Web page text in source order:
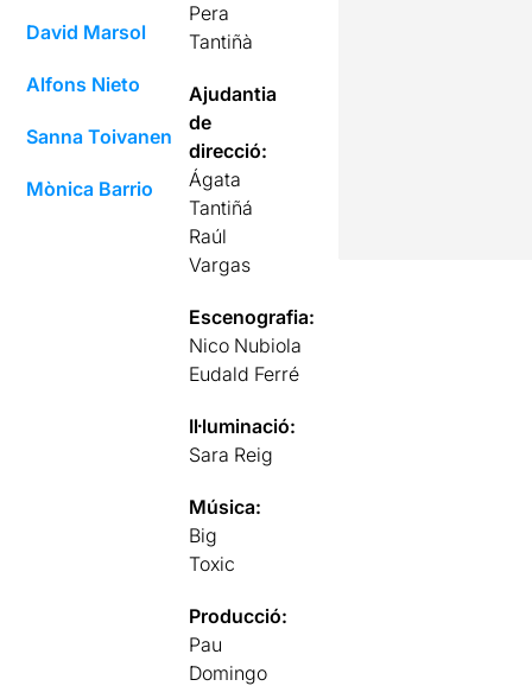
David Marsol
Alfons Nieto
Sanna Toivanen
Mònica Barrio
Pera
Tantiñà
Ajudantia
de
direcció:
Ágata
Tantiñá
Raúl
Vargas
Escenografia:
Nico Nubiola
Eudald Ferré
Il·luminació:
Sara Reig
Música:
Big
Toxic
Producció:
Pau
Domingo